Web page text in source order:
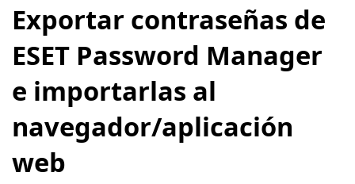
Exportar contraseñas de
ESET Password Manager
e importarlas al
navegador/aplicación
web